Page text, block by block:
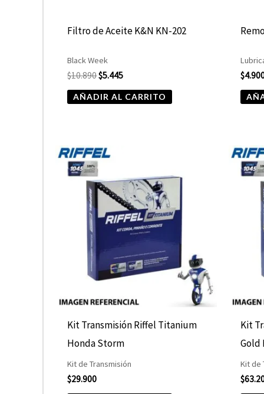
Filtro de Aceite K&N KN-202
Black Week
$10.890$5.445
AÑADIR AL CARRITO
$
Kit Transmisión Riffel Titanium
Honda Storm
Kit de Transmisión
$29.900
Kit
Gold
Kit de
$